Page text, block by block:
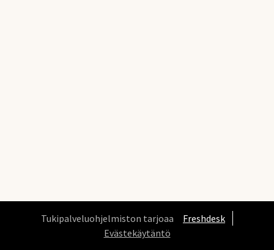
Tukipalveluohjelmiston tarjoaa
Freshdesk
Evästekäytäntö